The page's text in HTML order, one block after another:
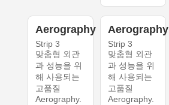
Aerography
Strip 3
맞춤형 외관
과 성능을 위
해 사용되는
고품질
Aerography.
Aerography
Strip 3
맞춤형 외관
과 성능을 위
해 사용되는
고품질
Aerography.